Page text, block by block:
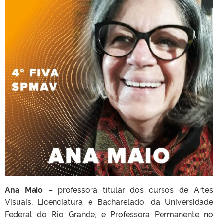
Ana Maio– professora titular dos cursos de Artes
Visuais, Licenciatura e Bacharelado, da Universidade
Federal do Rio Grande, e Professora Permanente no